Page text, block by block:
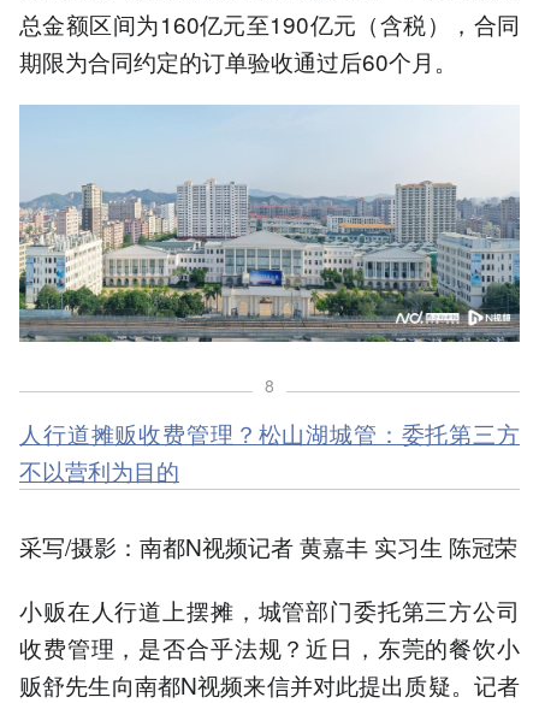
总金额区间为160亿元至190亿元（含税），合同
期限为合同约定的订单验收通过后60个月。
8
人行道摊贩收费管理？松山湖城管：委托第三方
不以营利为目的
采写/摄影：南都N视频记者 黄嘉丰 实习生 陈冠荣
小贩在人行道上摆摊，城管部门委托第三方公司
收费管理，是否合乎法规？近日，东莞的餐饮小
贩舒先生向南都N视频来信并对此提出质疑。记者